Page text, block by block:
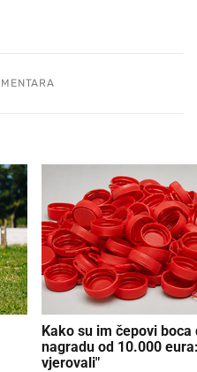
Kako su im čepovi boca
nagradu od 10.000
vjerovali"